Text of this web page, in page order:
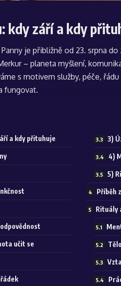
kdy září a kdy
je přibližně od 23. srpna
– planeta myšlení,
s motivem služby, péče,
fungovat.
a kdy přituhuje
učit se
3)
4)
5)
Příběh
Rituály